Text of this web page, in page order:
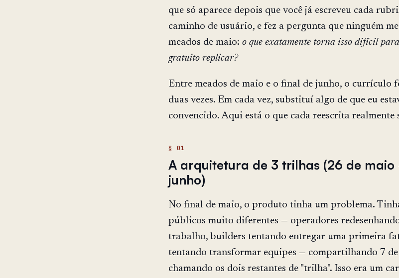
que só aparece depois que você já escreveu cada
caminho de usuário, e fez a pergunta que ninguém
meados de maio: o que exatamente torna isso difícil
gratuito replicar?
Entre meados de maio e o final de junho, o currículo
duas vezes. Em cada vez, substituí algo de que eu
convencido. Aqui está o que cada reescrita realmente
A arquitetura de 3 trilhas (26 de maio
junho)
No final de maio, o produto tinha um problema.
públicos muito diferentes — operadores
trabalho, builders tentando entregar uma primeira
tentando transformar equipes — compartilhando 7
chamando os dois restantes de "trilha". Isso era um